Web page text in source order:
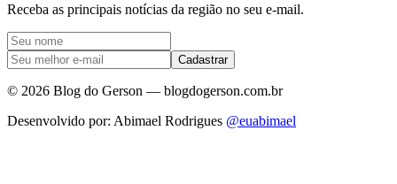
Receba as principais notícias da região no seu e-mail.
Cadastrar
© 2026 Blog do Gerson — blogdogerson.com.br
Desenvolvido por: Abimael Rodrigues @euabimael